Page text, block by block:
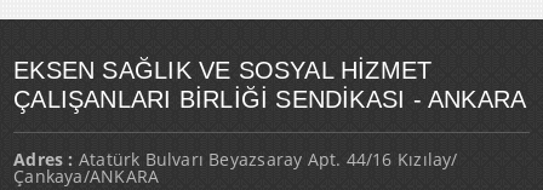
EKSEN SAĞLIK VE SOSYAL HİZMET
ÇALIŞANLARI BİRLİĞİ SENDİKASI - ANKARA
Adres : Atatürk Bulvarı Beyazsaray Apt. 44/16 Kızılay/
Çankaya/ANKARA